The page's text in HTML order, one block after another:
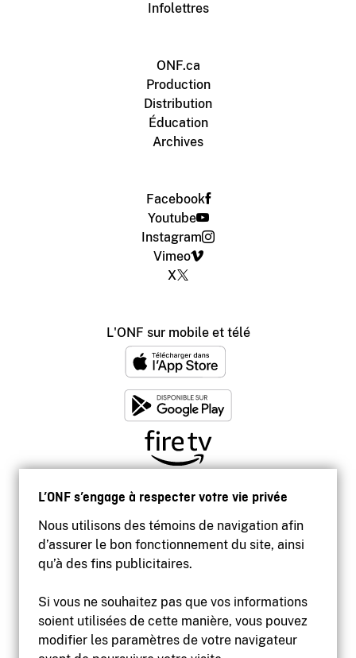
L’ONF s’engage à respecter votre vie privée
Nous utilisons des témoins de navigation afin
d’assurer le bon fonctionnement du site, ainsi
qu’à des fins publicitaires.
Si vous ne souhaitez pas que vos informations
soient utilisées de cette manière, vous pouvez
modifier les paramètres de votre navigateur
Infolettres
ONF.ca
Production
Distribution
Éducation
Archives
Facebook
Youtube
Instagram
Vimeo
X
L'ONF sur mobile et télé
Accessibilité